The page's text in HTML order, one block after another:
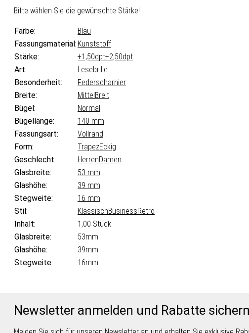
Bitte wählen Sie die gewünschte Stärke!
Farbe:
Blau
Fassungsmaterial: Kunststoff
Stärke:
+1,50dpt+2,50dpt
Art:
Lesebrille
Besonderheit:
Federscharnier
Breite:
MittelBreit
Bügel:
Normal
Bügellänge:
140 mm
Fassungsart:
Vollrand
Form:
TrapezEckig
Geschlecht:
HerrenDamen
Glasbreite:
53 mm
Glashöhe:
39 mm
Stegweite:
16 mm
Stil:
KlassischBusinessRetro
Inhalt:
1,00 Stück
Glasbreite:
53mm
Glashöhe:
39mm
Stegweite:
16mm
Newsletter anmelden und Rabatte sichern